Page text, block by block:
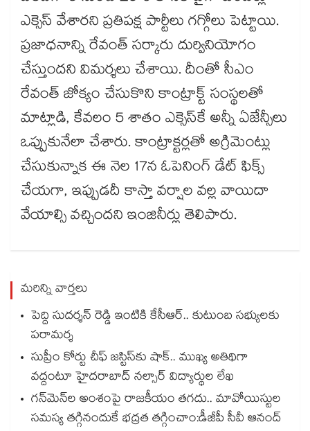
ఎక్సెస్​ వేశారని ప్రతిపక్ష పార్టీలు గగ్గోలు పెట్టాయి.
ప్రజాధనాన్ని రేవంత్​ సర్కారు దుర్వినియోగం
చేస్తుందని విమర్శలు చేశాయి. దీంతో సీఎం
రేవంత్​ జోక్యం చేసుకొని కాంట్రాక్ట్​ సంస్థలతో
మాట్లాడి, కేవలం 5 శాతం ఎక్సెస్​కే అన్నీ ఏజేన్సీలు
ఒప్పుకునేలా చేశారు. కాంట్రాక్టర్లతో అగ్రిమెంట్లు
చేసుకున్నాక ఈ నెల 17న ఓపెనింగ్​ డేట్​ ఫిక్స్​
చేయగా, ఇప్పుడదీ కాస్తా వర్షాల వల్ల వాయిదా
వేయాల్సి వచ్చిందని ఇంజినీర్లు తెలిపారు.
మరిన్ని వార్తలు
పెద్ది సుదర్శన్ రెడ్డి ఇంటికి కేసీఆర్.. కుటుంబ సభ్యులకు
పరామర్శ
సుప్రీం కోర్టు చీఫ్ జస్టిస్⁭కు షాక్.. ముఖ్య అతిథిగా
వద్దంటూ హైదరాబాద్ నల్సార్ విద్యార్థుల లేఖ
గన్⁭మెన్⁭ల అంశంపై రాజకీయం తగదు.. మావోయిస్టుల
సమస్య తగ్గినందుకే భద్రత తగ్గించాం:డీజీపీ సీవీ ఆనంద్